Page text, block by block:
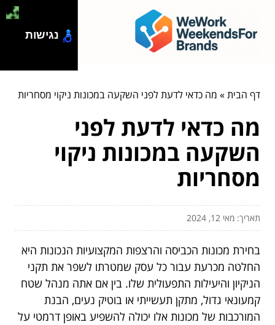
דף הבית» מה כדאי לדעת לפני השקעה במכונות ניקוי מסחריות
מה כדאי לדעת לפני
השקעה במכונות ניקוי
מסחריות
תאריך: מאי 12, 2024
בחירת מכונות הכביסה והרצפות המקצועיות הנכונות היא
החלטה מכרעת עבור כל עסק שמטרתו לשפר את תקני
הניקיון והיעילות התפעולית שלו. בין אם אתה מנהל שטח
קמעונאי גדול, מתקן תעשייתי או בוטיק נעים, הבנת
המורכבות של מכונות אלו יכולה להשפיע באופן דרמטי על
נגישות